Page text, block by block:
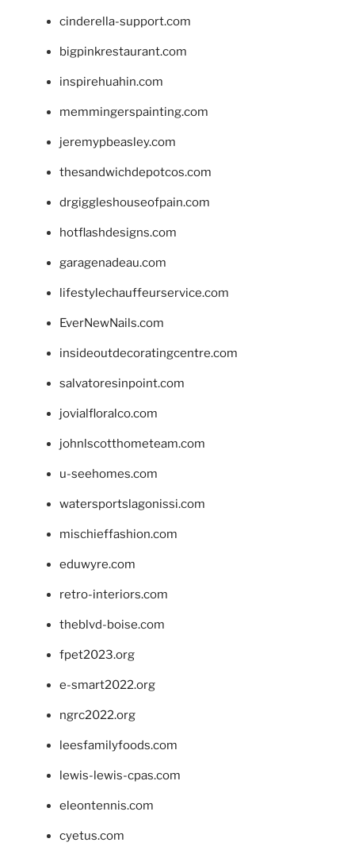
cinderella-support.com
bigpinkrestaurant.com
inspirehuahin.com
memmingerspainting.com
jeremypbeasley.com
thesandwichdepotcos.com
drgiggleshouseofpain.com
hotflashdesigns.com
garagenadeau.com
lifestylechauffeurservice.com
EverNewNails.com
insideoutdecoratingcentre.com
salvatoresinpoint.com
jovialfloralco.com
johnlscotthometeam.com
u-seehomes.com
watersportslagonissi.com
mischieffashion.com
eduwyre.com
retro-interiors.com
theblvd-boise.com
fpet2023.org
e-smart2022.org
ngrc2022.org
leesfamilyfoods.com
lewis-lewis-cpas.com
eleontennis.com
cyetus.com